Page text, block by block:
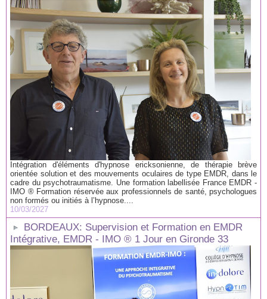
Intégration d'éléments d'hypnose ericksonienne, de thérapie brève
orientée solution et des mouvements oculaires de type EMDR, dans le
cadre du psychotraumatisme. Une formation labellisée France EMDR -
IMO ® Formation réservée aux professionnels de santé, psychologues
non formés ou initiés à l’hypnose....
10/03/2027
BORDEAUX: Supervision et Formation en EMDR
Intégrative, EMDR - IMO ® 1 Jour en Gironde 33